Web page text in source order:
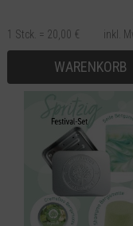
1 Stck. = 20,00 € inkl.
WARENKORB